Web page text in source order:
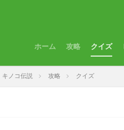
ホーム 攻略 クイズ
キノコ伝説 攻略 クイズ